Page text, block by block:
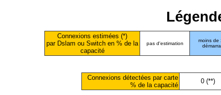
Connexions estimées (*)
par Dslam ou Switch en % de la
capacité
pas d'estimation
moins de
Connexions détectées par carte
% de la capacité
0 (**)